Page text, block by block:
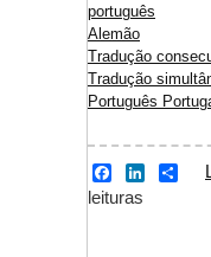
português
Alemão
Tradução
Tradução
Português
a
c
leituras